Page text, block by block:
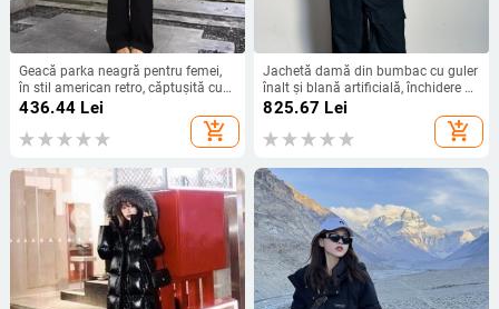
Geacă parka neagră pentru femei,
în stil american retro, căptușită cu
fleece și umplutură din bumbac,
436.44 Lei
add_shopping_cart
Jachetă damă din bumbac cu guler
înalt și blană artificială, închidere cu
fermoar, mâneci lungi, groasă, stil
825.67 Lei
add_shopping_cart